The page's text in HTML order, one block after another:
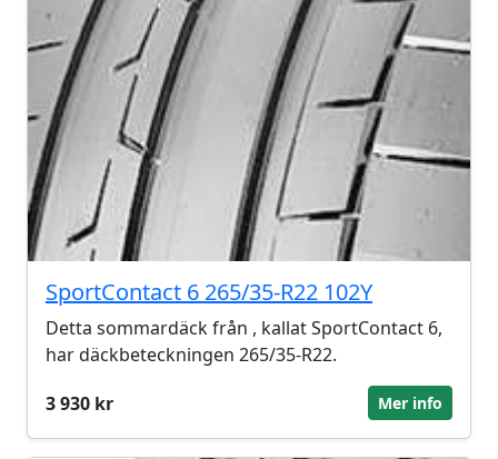
SportContact 6 265/35-R22 102Y
Detta sommardäck från , kallat SportContact 6,
har däckbeteckningen 265/35-R22.
3 930 kr
Mer info